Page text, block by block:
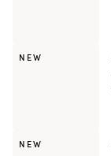
NEW
NEW